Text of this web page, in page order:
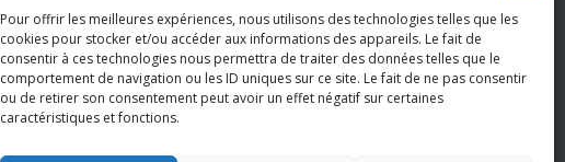
Pour offrir les meilleures expériences, nous utilisons des technologies telles que les
cookies pour stocker et/ou accéder aux informations des appareils. Le fait de
consentir à ces technologies nous permettra de traiter des données telles que le
comportement de navigation ou les ID uniques sur ce site. Le fait de ne pas consentir
ou de retirer son consentement peut avoir un effet négatif sur certaines
caractéristiques et fonctions.
cloud services, internet… Pour garantir notre
réactivité, nous intervenons sur un périmètre
géographique de proximité.
Hauts de France – Picardie – Amiens.